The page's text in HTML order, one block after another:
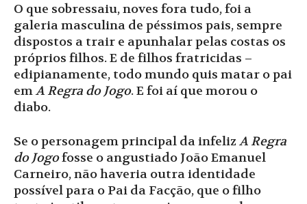
O que sobressaiu, noves fora tudo, foi a
galeria masculina de péssimos pais, sempre
dispostos a trair e apunhalar pelas costas os
próprios filhos. E de filhos fratricidas –
edipianamente, todo mundo quis matar o pai
emA Regra do Jogo. E foi aí que morou o
diabo.
Se o personagem principal da infeliz A Regra
do Jogofosse o angustiado João Emanuel
Carneiro, não haveria outra identidade
possível para o Pai da Facção, que o filho